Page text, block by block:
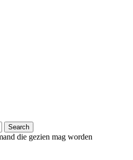
Search
die gezien mag worden